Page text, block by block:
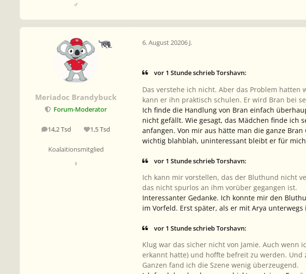
♂
Meriadoc Brandybuck
Forum-Moderator
14,2 Tsd
Beiträge 1,5 Tsd
Reputation
Koalaitionsmitglied
♀
6. August 20206 J.
vor 1 Stunde schrieb Torshavn:
Das verstehe ich nicht. Aber das Problem
kann er ihn praktisch schulen. Er wird Bran bei
Ich finde die Handlung von Bran einfach
nicht gefällt. Wie gesagt, das Mädchen finde ich
anfangen. Von mir aus hätte man die ganze
wichtig blahblah, uninteressant bleibt er für
vor 1 Stunde schrieb Torshavn:
Ich kann mir vorstellen, das der Bluthund nicht
das nicht spurlos an ihm vorüber gegangen ist.
Interessanter Gedanke. Ich konnte mir den
im Vorfeld. Erst später, als er mit Arya
vor 1 Stunde schrieb Torshavn:
Klug war das sicher nicht von Jamie. Auch
erkannt hatte) und hoffte befreit zu werden.
Ganzen fand ich die Szene wenig überzeugend.